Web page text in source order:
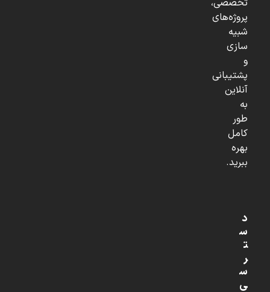
تخصصی،
پروژه‌های
شبیه
سازی
و
پشتیبانی
آنلاین
به
طور
کامل
بهره
ببرید.
د
س
ت
ر
س
ی